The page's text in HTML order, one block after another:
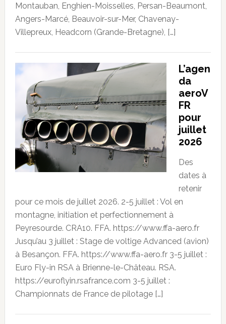
Montauban, Enghien-Moisselles, Persan-Beaumont,
Angers-Marcé, Beauvoir-sur-Mer, Chavenay-
Villepreux, Headcorn (Grande-Bretagne), […]
L’agen
da
aeroV
FR
pour
juillet
2026
Des
dates à
retenir
pour ce mois de juillet 2026. 2-5 juillet : Vol en
montagne, initiation et perfectionnement à
Peyresourde. CRA10. FFA. https://www.ffa-aero.fr
Jusqu’au 3 juillet : Stage de voltige Advanced (avion)
à Besançon. FFA. https://www.ffa-aero.fr 3-5 juillet :
Euro Fly-in RSA à Brienne-le-Château. RSA.
https://euroflyin.rsafrance.com 3-5 juillet :
Championnats de France de pilotage […]